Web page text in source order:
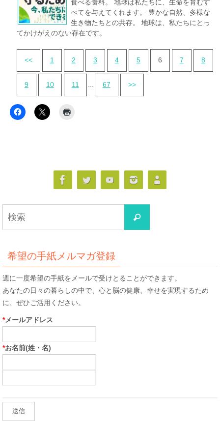
食べる食料。 地球は私たちに、生命を育むす
べてを与えてくれます。 豊かな自然、多様な
生き物たちとの共存。 地球は、私たちにとっ
てかけがえのない存在です。
<< 1 2 3 4 5 6 7 8
9 10 11 ... 67 >>
検
索
希望の手紙メルマガ登録
週に一度希望の手紙をメールで受けとることができます。
あなたの日々の暮らしの中で、心と脳の健康、幸せを実現するため
に、ぜひご活用ください。
*メールアドレス
*お名前(姓・名)